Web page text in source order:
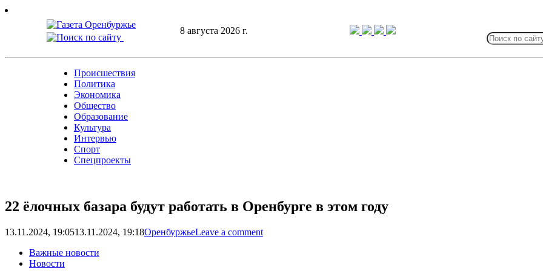
Skip
8 августа 2026 г.
for:
Происшествия
Политика
Экономика
Общество
Образование
Культура
Интервью
Спорт
Спецпроекты
22 ёлочных базара будут работать в Оренбурге в этом году
13.11.2024, 19:0513.11.2024, 19:18ОренбуржьеLeave a comment
Важные новости
Новости